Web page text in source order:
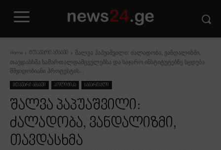
Home მთავარი ამბავი
შალვა პაპუაშვილი: ძალადობა, ვანდალიზმი,
თავდასხმა სამართალდამცველებსა და საჯარო ინსტიტუტებზე სცდება
მშვიდობიანი პროტესტის...
მთავარი ამბავი პოლიტიკა სამართალი
შალვა პაპუაშვილი:
ძალადობა, ვანდალიზმი,
თავდასხმა